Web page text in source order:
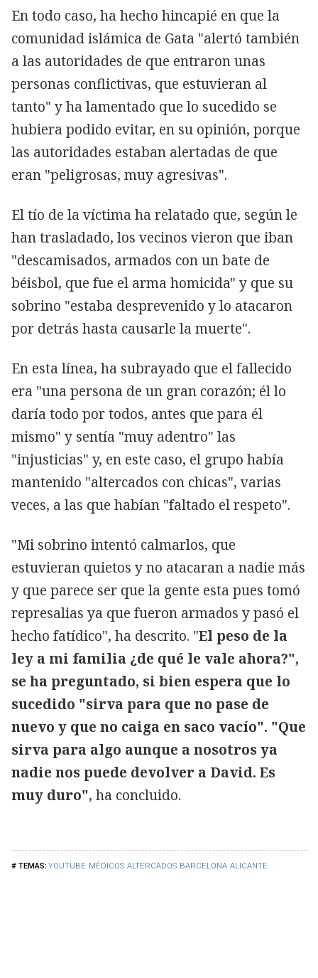
YOUTUBE MÉDICOS ALTERCADOS BARCELONA ALICANTE
En todo caso, ha hecho hincapié en que la
comunidad islámica de Gata "alertó también
a las autoridades de que entraron unas
personas conflictivas, que estuvieran al
tanto" y ha lamentado que lo sucedido se
hubiera podido evitar, en su opinión, porque
las autoridades estaban alertadas de que
eran "peligrosas, muy agresivas".
El tío de la víctima ha relatado que, según le
han trasladado, los vecinos vieron que iban
"descamisados, armados con un bate de
béisbol, que fue el arma homicida" y que su
sobrino "estaba desprevenido y lo atacaron
por detrás hasta causarle la muerte".
En esta línea, ha subrayado que el fallecido
era "una persona de un gran corazón; él lo
daría todo por todos, antes que para él
mismo" y sentía "muy adentro" las
"injusticias" y, en este caso, el grupo había
mantenido "altercados con chicas", varias
veces, a las que habían "faltado el respeto".
"Mi sobrino intentó calmarlos, que
estuvieran quietos y no atacaran a nadie más
y que parece ser que la gente esta pues tomó
represalias ya que fueron armados y pasó el
hecho fatídico", ha descrito. "El peso de la
ley a mi familia ¿de qué le vale ahora?",
se ha preguntado, si bien espera que lo
sucedido "sirva para que no pase de
nuevo y que no caiga en saco vacío". "Que
sirva para algo aunque a nosotros ya
nadie nos puede devolver a David. Es
muy duro", ha concluido.